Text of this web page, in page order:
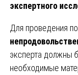
экспертного
Для проведения
эксперта должны
необходимые